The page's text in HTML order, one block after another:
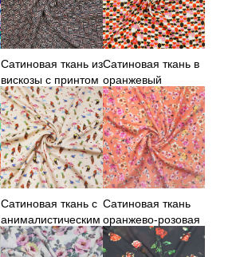
Сатиновая ткань из
вискозы с принтом
Сатиновая ткань в
оранжевый
горошек
Сатиновая ткань с
анималистическим
принтом
Сатиновая ткань
оранжево-розовая